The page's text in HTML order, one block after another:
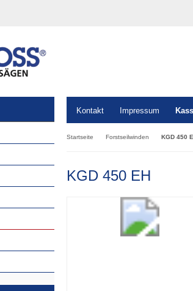
Kontakt Impressum
Startseite Forstseilwinden KGD 450
KGD 450 EH